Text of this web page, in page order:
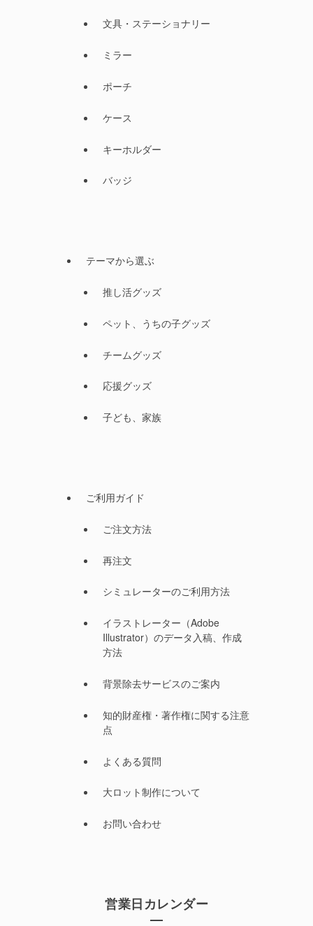
文具・ステーショナリー
ミラー
ポーチ
ケース
キーホルダー
バッジ
テーマから選ぶ
推し活グッズ
ペット、うちの子グッズ
チームグッズ
応援グッズ
子ども、家族
ご利用ガイド
ご注文方法
再注文
シミュレーターのご利用方法
イラストレーター（Adobe
Illustrator）のデータ入稿、作成
方法
背景除去サービスのご案内
知的財産権・著作権に関する注意
点
よくある質問
大ロット制作について
お問い合わせ
営業日カレンダー